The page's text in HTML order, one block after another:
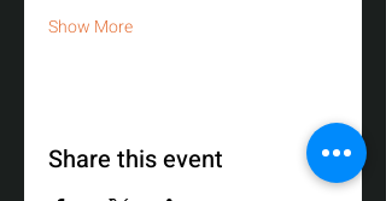
Show More
Share this event